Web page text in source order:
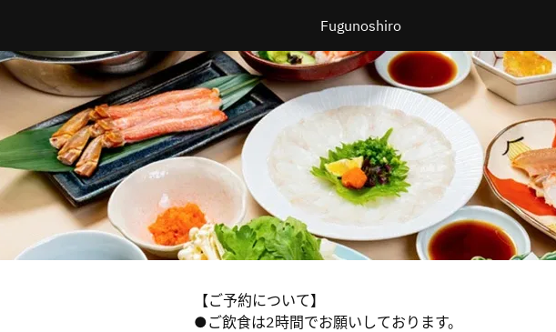
Fugunoshiro
【ご予約について】
●ご飲食は2時間でお願いしております。